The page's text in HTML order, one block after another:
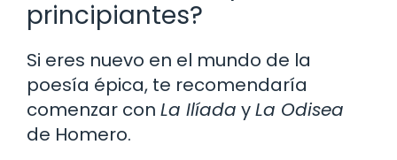
principiantes?
Si eres nuevo en el mundo de la
poesía épica, te recomendaría
comenzar con La Ilíada yLa Odisea
de Homero.